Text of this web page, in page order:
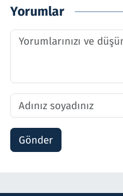
Yorumlar
Gönder